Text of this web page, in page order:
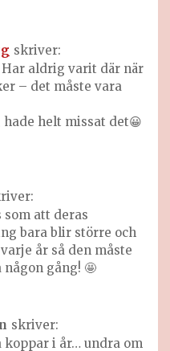
skriver:
aldrig varit där när
– det måste vara
helt missat det😀
som att deras
bara blir större och
år så den måste
någon gång! 🤩
skriver:
i år… undra om